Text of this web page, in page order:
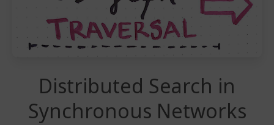
Distributed Search in
Synchronous Networks